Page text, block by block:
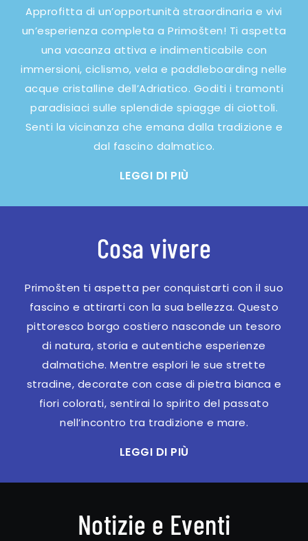
Approfitta di un’opportunità straordinaria e vivi
un’esperienza completa a Primošten! Ti aspetta
una vacanza attiva e indimenticabile con
immersioni, ciclismo, vela e paddleboarding nelle
acque cristalline dell’Adriatico. Goditi i tramonti
paradisiaci sulle splendide spiagge di ciottoli.
Senti la vicinanza che emana dalla tradizione e
dal fascino dalmatico.
LEGGI DI PIÙ
Cosa vivere
Primošten ti aspetta per conquistarti con il suo
fascino e attirarti con la sua bellezza. Questo
pittoresco borgo costiero nasconde un tesoro
di natura, storia e autentiche esperienze
dalmatiche. Mentre esplori le sue strette
stradine, decorate con case di pietra bianca e
fiori colorati, sentirai lo spirito del passato
nell’incontro tra tradizione e mare.
LEGGI DI PIÙ
Notizie e Eventi